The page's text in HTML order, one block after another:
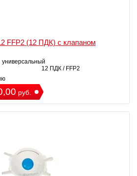
FFP2 (12 ПДК) с клапаном
универсальный
12 ПДК / FFP2
руб.